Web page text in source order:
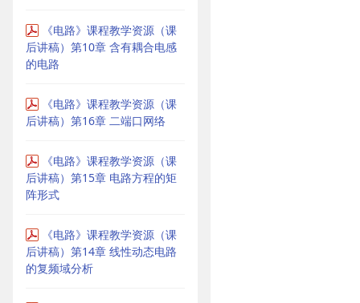
《电路》课程教学资源（课
后讲稿）第10章 含有耦合电感
的电路
《电路》课程教学资源（课
后讲稿）第16章 二端口网络
《电路》课程教学资源（课
后讲稿）第15章 电路方程的矩
阵形式
《电路》课程教学资源（课
后讲稿）第14章 线性动态电路
的复频域分析